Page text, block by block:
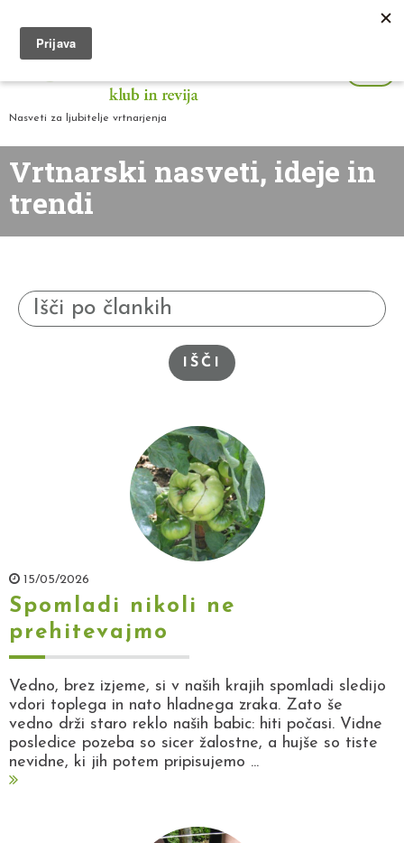
Nasveti za ljubitelje vrtnarjenja
Vrtnarski nasveti, ideje in
trendi
IŠČI
15/05/2026
Spomladi nikoli ne
prehitevajmo
Vedno, brez izjeme, si v naših krajih spomladi sledijo
vdori toplega in nato hladnega zraka. Zato še
vedno drži staro reklo naših babic: hiti počasi. Vidne
posledice pozeba so sicer žalostne, a hujše so tiste
nevidne, ki jih potem pripisujemo ...